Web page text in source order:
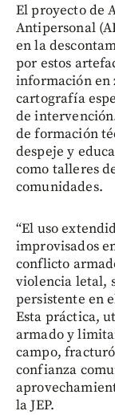
El proyecto de
Antipersonal
en la
por estos
información en
cartografía
de
de formación
despeje y
como talleres
comunidades.
“El uso
improvisados
conflicto
violencia letal,
persistente en
Esta práctica,
armado y
campo,
confianza
la JEP.